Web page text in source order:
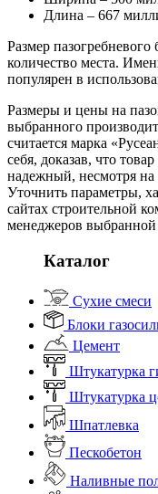
Длина – 667
Размер
количество места.
популярен в
Размеры и цены на
выбранного
считается марка
себя, доказав, что
надежный, несмотря на
Уточнить параметры,
сайтах строительной
менеджеров
Каталог
Сухие смеси
Блоки
Цемент
Штукатурка
Штукатурка
Шпатлевка
Пескобетон
Наливные